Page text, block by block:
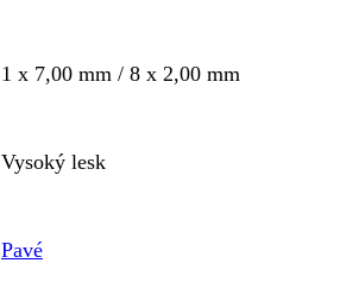
1 x 7,00 mm / 8 x 2,00 mm
Vysoký lesk
Pavé